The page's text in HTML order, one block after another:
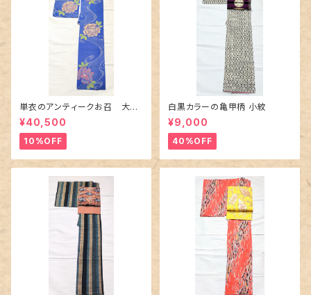
単衣のアンティークお召 大輪
の薔薇柄柄
¥40,500
10%OFF
白黒カラーの亀甲柄 小紋
¥9,000
40%OFF